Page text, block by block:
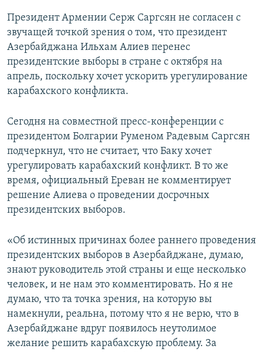
Президент Армении Серж Саргсян не согласен с
звучащей точкой зрения о том, что президент
Азербайджана Ильхам Алиев перенес
президентские выборы в стране с октября на
апрель, поскольку хочет ускорить урегулирование
карабахского конфликта.
Сегодня на совместной пресс-конференции с
президентом Болгарии Руменом Радевым Саргсян
подчеркнул, что не считает, что Баку хочет
урегулировать карабахский конфликт. В то же
время, официальный Ереван не комментирует
решение Алиева о проведении досрочных
президентских выборов.
«Об истинных причинах более раннего проведения
президентских выборов в Азербайджане, думаю,
знают руководитель этой страны и еще несколько
человек, и не нам это комментировать. Но я не
думаю, что та точка зрения, на которую вы
намекнули, реальна, потому что я не верю, что в
Азербайджане вдруг появилось неутолимое
желание решить карабахскую проблему. За